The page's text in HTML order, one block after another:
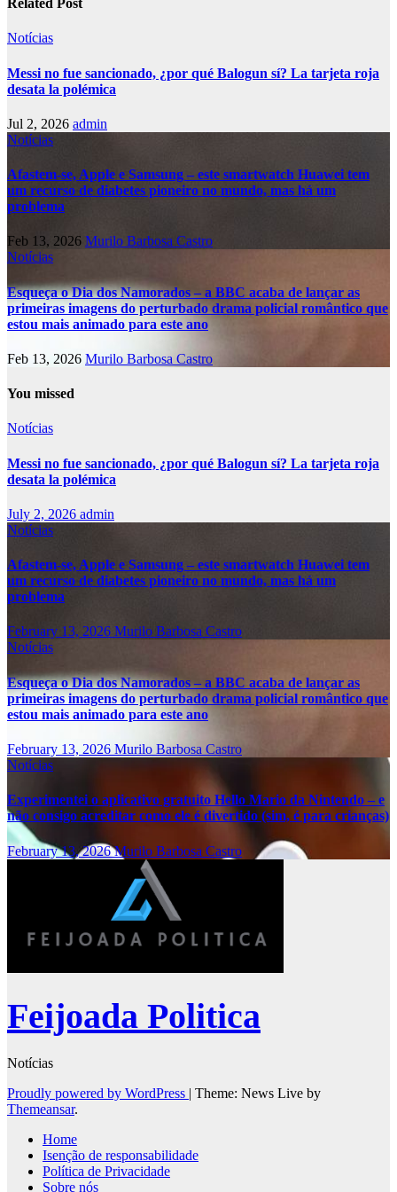
Related Post
Notícias
Messi no fue sancionado, ¿por qué Balogun sí? La tarjeta roja
desata la polémica
Jul 2, 2026 admin
Notícias
Afastem-se, Apple e Samsung – este smartwatch Huawei tem
um recurso de diabetes pioneiro no mundo, mas há um
problema
Feb 13, 2026 Murilo Barbosa Castro
Notícias
Esqueça o Dia dos Namorados – a BBC acaba de lançar as
primeiras imagens do perturbado drama policial romântico que
estou mais animado para este ano
Feb 13, 2026 Murilo Barbosa Castro
You missed
Notícias
Messi no fue sancionado, ¿por qué Balogun sí? La tarjeta roja
desata la polémica
July 2, 2026 admin
Notícias
Afastem-se, Apple e Samsung – este smartwatch Huawei tem
um recurso de diabetes pioneiro no mundo, mas há um
problema
February 13, 2026 Murilo Barbosa Castro
Notícias
Esqueça o Dia dos Namorados – a BBC acaba de lançar as
primeiras imagens do perturbado drama policial romântico que
estou mais animado para este ano
February 13, 2026 Murilo Barbosa Castro
Notícias
Experimentei o aplicativo gratuito Hello Mario da Nintendo – e
não consigo acreditar como ele é divertido (sim, é para crianças)
February 13, 2026Murilo Barbosa Castro
Feijoada Politica
Notícias
Proudly powered by WordPress | Theme: News Live by
Themeansar.
Home
Isenção de responsabilidade
Política de Privacidade
Sobre nós